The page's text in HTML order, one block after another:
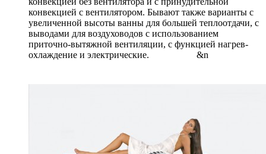
конвекцией с вентилятором. Бывают также варианты с
увеличенной высоты ванны для большей теплоотдачи, с
выводами для воздуховодов с использованием
приточно-вытяжной вентиляции, с функцией нагрев-
охлаждение и электрические. &n